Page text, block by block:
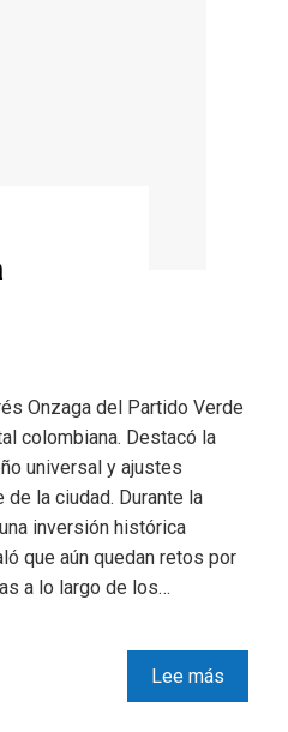
Onzaga del Partido Verde
colombiana. Destacó la
universal y ajustes
la ciudad. Durante la
inversión histórica
que aún quedan retos por
a lo largo de los…
Lee más